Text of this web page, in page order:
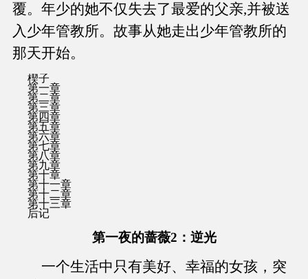
覆。年少的她不仅失去了最爱的父亲,并被送
入少年管教所。故事从她走出少年管教所的
那天开始。
楔子
第一章
第二章
第三章
第四章
第五章
第六章
第七章
第八章
第九章
第十章
第十一章
第十二章
第十三章
后记
第一夜的蔷薇2：逆光
一个生活中只有美好、幸福的女孩，突